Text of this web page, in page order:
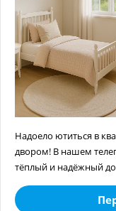
Надоело ютиться в
двором! В нашем
тёплый и надёжный